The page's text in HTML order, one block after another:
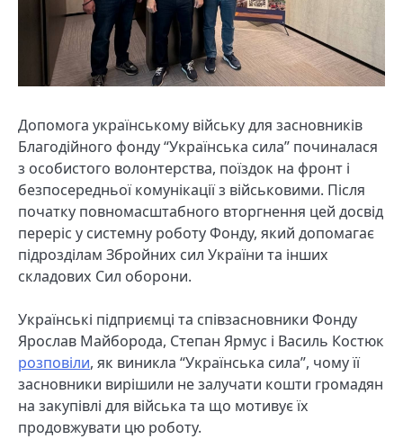
Допомога українському війську для засновників
Благодійного фонду “Українська сила” починалася
з особистого волонтерства, поїздок на фронт і
безпосередньої комунікації з військовими. Після
початку повномасштабного вторгнення цей досвід
переріс у системну роботу Фонду, який допомагає
підрозділам Збройних сил України та інших
складових Сил оборони.
Українські підприємці та співзасновники Фонду
Ярослав Майборода, Степан Ярмус і Василь Костюк
розповіли, як виникла “Українська сила”, чому її
засновники вирішили не залучати кошти громадян
на закупівлі для війська та що мотивує їх
продовжувати цю роботу.